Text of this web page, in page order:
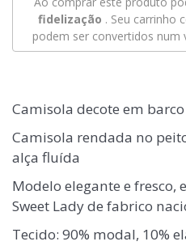
fidelização . Seu carrinho
podem ser convertidos num
Camisola decote em
Camisola rendada no
alça fluída
Modelo elegante e fresco,
Sweet Lady de fabrico
Tecido: 90% modal, 10%